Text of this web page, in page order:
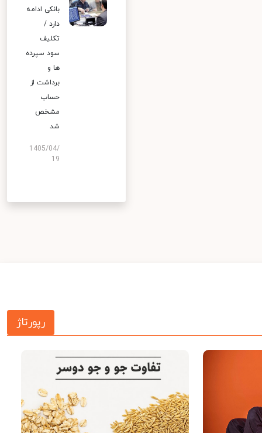
بانکی ادامه
دارد /
تکلیف
سود سپرده
ها و
برداشت از
حساب
مشخص
شد
1405/04/
19
رپورتاژ